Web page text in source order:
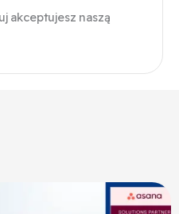
akceptujesz naszą